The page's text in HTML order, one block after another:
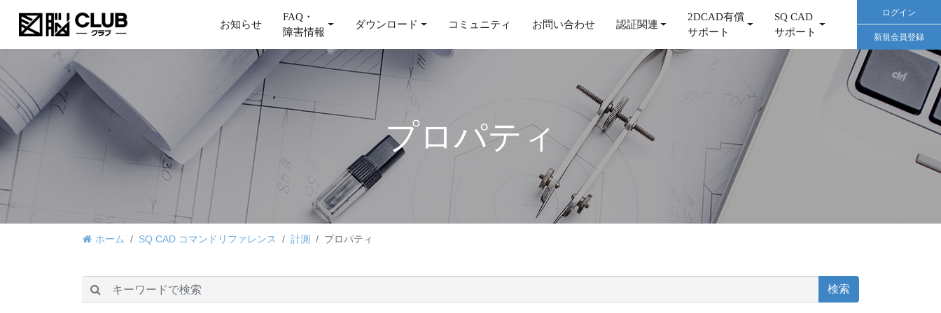
お知らせ
FAQ・
障害情報
ダウンロード コミュニティ お問い合わせ 認証関連
2DCAD有償
サポート
SQ CAD
サポート
ログイン
新規会員登録
プロパティ
ホーム SQ CAD コマンドリファレンス 計測 プロパティ
検索